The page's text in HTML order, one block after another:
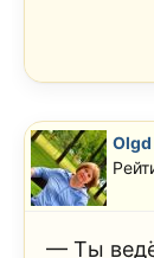
Olgd
— Ты